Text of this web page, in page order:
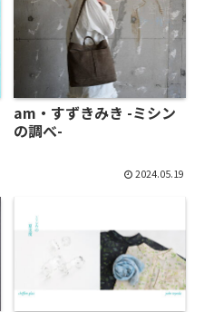
am・すずきみき -ミシン
の調べ-
2024.05.19